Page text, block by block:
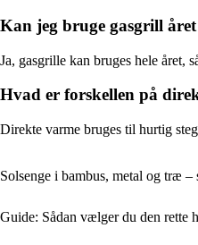
Kan jeg bruge gasgrill
Ja, gasgrille kan bruges hele året,
Hvad er forskellen på
Direkte varme bruges til hurtig
Solsenge i bambus, metal og træ –
Guide: Sådan vælger du den rette